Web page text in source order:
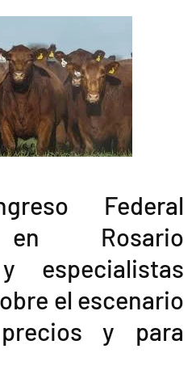
Federal
en Rosario
especialistas
el escenario
y para